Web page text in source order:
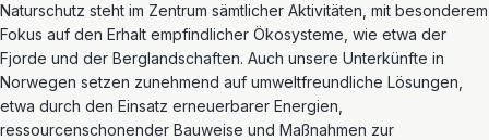
Naturschutz steht im Zentrum sämtlicher Aktivitäten, mit besonderem
Fokus auf den Erhalt empfindlicher Ökosysteme, wie etwa der
Fjorde und der Berglandschaften. Auch unsere Unterkünfte in
Norwegen setzen zunehmend auf umweltfreundliche Lösungen,
etwa durch den Einsatz erneuerbarer Energien,
ressourcenschonender Bauweise und Maßnahmen zur